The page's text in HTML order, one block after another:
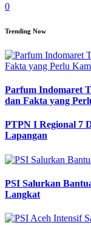
0
Trending Now
Parfum Indomaret
dan Fakta yang
PTPN I Regional 7
Lapangan
PSI Salurkan
Langkat